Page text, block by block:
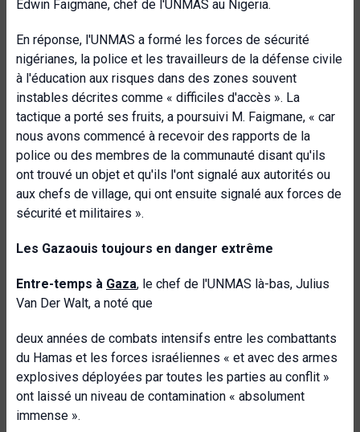
Edwin Faigmane, chef de l'UNMAS au Nigeria.
En réponse, l'UNMAS a formé les forces de sécurité
nigérianes, la police et les travailleurs de la défense civile
à l'éducation aux risques dans des zones souvent
instables décrites comme « difficiles d'accès ». La
tactique a porté ses fruits, a poursuivi M. Faigmane, « car
nous avons commencé à recevoir des rapports de la
police ou des membres de la communauté disant qu'ils
ont trouvé un objet et qu'ils l'ont signalé aux autorités ou
aux chefs de village, qui ont ensuite signalé aux forces de
sécurité et militaires ».
Les Gazaouis toujours en danger extrême
Entre-temps à Gaza, le chef de l'UNMAS là-bas, Julius
Van Der Walt, a noté que
deux années de combats intensifs entre les combattants
du Hamas et les forces israéliennes « et avec des armes
explosives déployées par toutes les parties au conflit »
ont laissé un niveau de contamination « absolument
immense ».